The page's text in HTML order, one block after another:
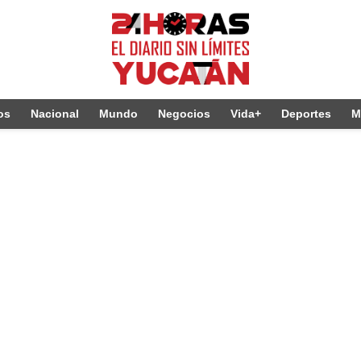
Nacional Mundo Negocios Vida+ Deportes